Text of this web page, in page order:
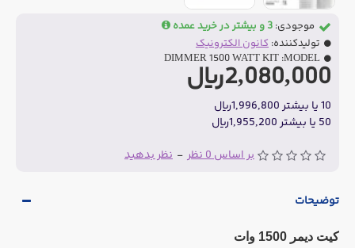
بر اساس 0 نظر - نظر بدهید
2,080,000ریال
10 یا بیشتر 1,996,800ریال
50 یا بیشتر 1,955,200ریال
موجودی: 3 و بیشتر در خرید عمده
تولیدکننده: کانون الکترونیک
MODEL:
DIMMER 1500 WATT KIT
توضیحات
کیت دیمر 1500 وات